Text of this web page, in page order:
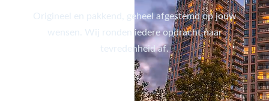
Origineel en pakkend, geheel afgestemd op jouw
wensen. Wij ronden iedere opdracht naar
tevredenheid af.